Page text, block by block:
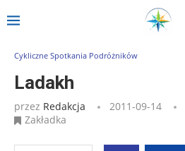
Strona główna
Cykliczne Spotkania Podróżników
Ladakh
przez Redakcja 2011-09-14
Zakładka